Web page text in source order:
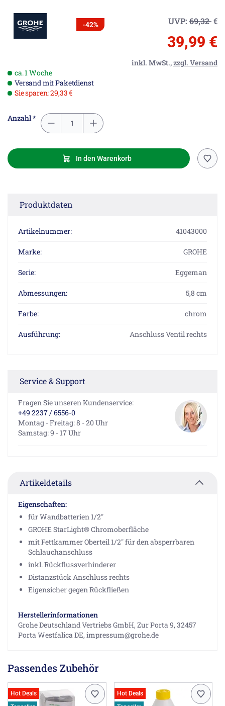
-42% UVP: 69,32€
39,99 €
inkl. MwSt.,zzgl. Versand
ca. 1 Woche
Versand mit Paketdienst
Sie sparen: 29,33 €
Anzahl *
In den Warenkorb
Produktdaten
Artikelnummer: 41043000
Marke: GROHE
Serie: Eggeman
Abmessungen: 5,8 cm
Farbe: chrom
Ausführung: Anschluss Ventil rechts
Service & Support
Fragen Sie unseren Kundenservice:
+49 2237 / 6556-0
Montag - Freitag: 8 - 20 Uhr
Samstag: 9 - 17 Uhr
Artikeldetails
Eigenschaften:
für Wandbatterien 1/2"
GROHE StarLight® Chromoberfläche
mit Fettkammer Oberteil 1/2" für den absperrbaren
Schlauchanschluss
inkl. Rückflussverhinderer
Distanzstück Anschluss rechts
Eigensicher gegen Rückfließen
Herstellerinformationen
Grohe Deutschland Vertriebs GmbH, Zur Porta 9, 32457
Porta Westfalica DE, impressum@grohe.de
Passendes Zubehör
Hot Deals
Hot Deals